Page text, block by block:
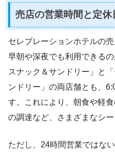
売店の営業時間と定休
セレブレーションホテルの
早朝や深夜でも利用できる
スナック＆サンドリー」と
ンドリー」の両店舗とも、
す。これにより、朝食や軽
の調達など、さまざまなシー
ただし、24時間営業ではな